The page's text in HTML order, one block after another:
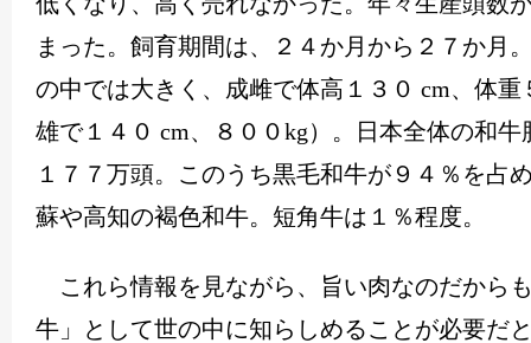
まった。飼育期間は、２４か月から２７か月
の中では大きく、成雌で体高１３０ cm、体重
雄で１４０ cm、８００kg）。日本全体の和牛
１７７万頭。このうち黒毛和牛が９４％を占
蘇や高知の褐色和牛。短角牛は１％程度。
これら情報を見ながら、旨い肉なのだから
牛」として世の中に知らしめることが必要だ